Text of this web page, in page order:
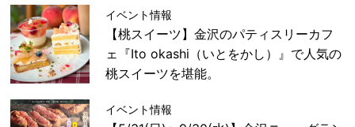
イベント情報
【桃スイーツ】金沢のパティスリーカフ
ェ『Ito okashi（いとをかし）』で人気の
桃スイーツを堪能。
イベント情報